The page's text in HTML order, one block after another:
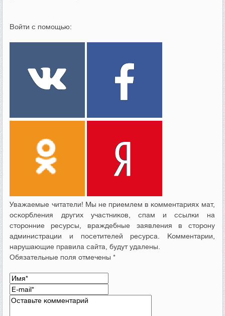
Войти с помощью:
Уважаемые читатели! Мы не приемлем в комментариях мат,
оскорбления других участников, спам и ссылки на
сторонние ресурсы, враждебные заявления в сторону
администрации и посетителей ресурса. Комментарии,
нарушающие правила сайта, будут удалены.
Обязательные поля отмечены *